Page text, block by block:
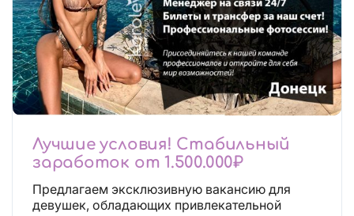
Лучшие условия! Стабильный
заработок от 1.500.000₽
Предлагаем эксклюзивную вакансию для
девушек, обладающих привлекательной